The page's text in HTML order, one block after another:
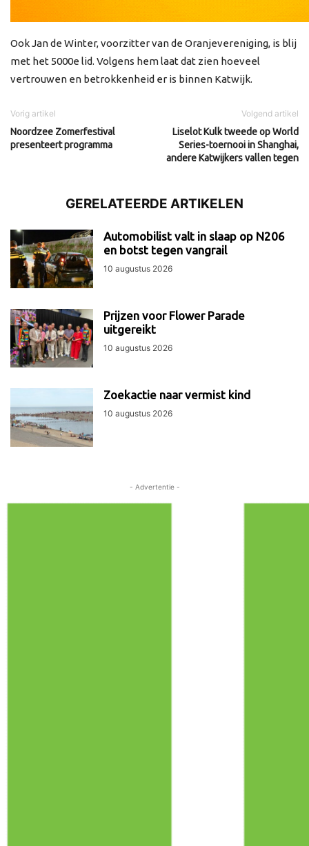
Ook Jan de Winter, voorzitter van de Oranjevereniging, is blij
met het 5000e lid. Volgens hem laat dat zien hoeveel
vertrouwen en betrokkenheid er is binnen Katwijk.
Vorig artikel
Noordzee Zomerfestival
presenteert programma
Volgend artikel
Liselot Kulk tweede op World
Series-toernooi in Shanghai,
andere Katwijkers vallen tegen
GERELATEERDE ARTIKELEN
Automobilist valt in slaap op N206
en botst tegen vangrail
10 augustus 2026
Prijzen voor Flower Parade
uitgereikt
10 augustus 2026
Zoekactie naar vermist kind
10 augustus 2026
- Advertentie -